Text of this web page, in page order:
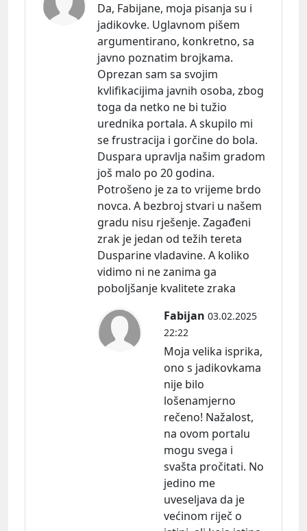
Da, Fabijane, moja pisanja su i
jadikovke. Uglavnom pišem
argumentirano, konkretno, sa
javno poznatim brojkama.
Oprezan sam sa svojim
kvlifikacijima javnih osoba, zbog
toga da netko ne bi tužio
urednika portala. A skupilo mi
se frustracija i gorčine do bola.
Duspara upravlja našim gradom
još malo po 20 godina.
Potrošeno je za to vrijeme brdo
novca. A bezbroj stvari u našem
gradu nisu rješenje. Zagađeni
zrak je jedan od težih tereta
Dusparine vladavine. A koliko
vidimo ni ne zanima ga
poboljšanje kvalitete zraka
Fabijan 03.02.2025
22:22
Moja velika isprika,
ono s jadikovkama
nije bilo
lošenamjerno
rečeno! Nažalost,
na ovom portalu
mogu svega i
svašta pročitati. No
jedino me
uveseljava da je
većinom riječ o